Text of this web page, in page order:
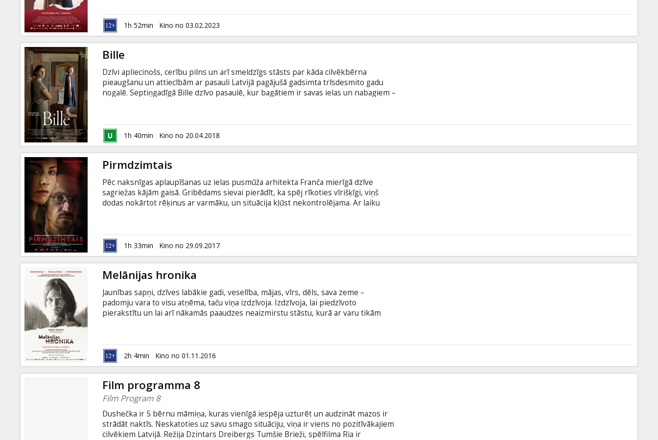
Uzkodas
B2B
Kino
Klubs
1989. gadam. Filma veidota pēc populārā rakstnieces Noras Ikstenas romāna
“Mātes piens” motīviem. Filma latviešu un krievu valodā ar subtitriem angļu un
krievu valodā.
1h 52min Kino no 03.02.2023
Bille
Dzīvi apliecinošs, cerību pilns un arī smeldzīgs stāsts par kāda cilvēkbērna
pieaugšanu un attiecībām ar pasauli Latvijā pagājušā gadsimta trīsdesmito gadu
nogalē. Septiņgadīgā Bille dzīvo pasaulē, kur bagātiem ir savas ielas un nabagiem –
sāp, un meitenei ir sapnis — pierādīt sevi, izlauzties no mazvērtības žņaugiem.
Filma veidota pēc rakstnieces Vizmas Belševicas stāsta "Bille" motīviem. Filmā skan
Pētera Vaska mūzika.
1h 40min Kino no 20.04.2018
Pirmdzimtais
Pēc naksnīgas aplaupīšanas uz ielas pusmūža arhitekta Franča mierīgā dzīve
sagriežas kājām gaisā. Gribēdams sievai pierādīt, ka spēj rīkoties vīrišķīgi, viņš
dodas nokārtot rēķinus ar varmāku, un situācija kļūst nekontrolējama. Ar laiku
mēģina Franci piespiest izdarīt noziegumu. Iedomas un realitāte savijas spriedzes
pilnu notikumu virknē, kas noved pie negaidītām sekām. Filma latviešu valodā ar
subtitriem krievu un angļu valodā.
1h 33min Kino no 29.09.2017
Melānijas hronika
Jaunības sapņi, dzīves labākie gadi, veselība, mājas, vīrs, dēls, sava zeme –
padomju vara to visu atņēma, taču viņa izdzīvoja. Izdzīvoja, lai piedzīvoto
pierakstītu un lai arī nākamās paaudzes neaizmirstu stāstu, kurā ar varu tikām
latviešu un krievu valodā.
2h 4min Kino no 01.11.2016
Film programma 8
Film Program 8
Dushečka ir 5 bērnu māmiņa, kuras vienīgā iespēja uzturēt un audzināt mazos ir
strādāt naktīs. Neskatoties uz savu smago situāciju, viņa ir viens no pozitīvākajiem
cilvēkiem Latvijā. Režija Dzintars Dreibergs Tumšie Brieži, spēlfilma Ria ir